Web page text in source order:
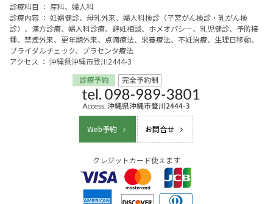
診療科目 ： 産科、婦人科
診療内容 ： 妊婦健診、母乳外来、婦人科検診（子宮がん検診・乳がん検
診）、漢方診療、婦人科診療、避妊相談、ホメオパシー、乳児健診、予防接
種、禁煙外来、更年期外来、点滴療法、栄養療法、不妊治療、生理日移動、
ブライダルチェック、プラセンタ療法
アクセス ： 沖縄県沖縄市登川2444-3
Web予約 お問合せ
クレジットカード使えます